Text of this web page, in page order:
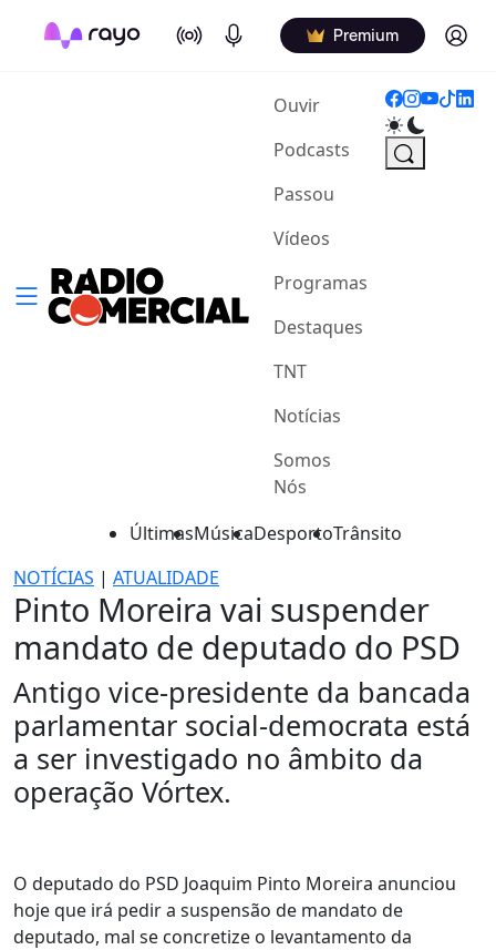
On Air Podcasts Premium Log in
Ouvir(current)
Podcasts
Passou
Vídeos
Programas
Destaques
TNT
Notícias
Somos
Nós
ÚltimasMúsicaDesportoTrânsito
NOTÍCIAS | ATUALIDADE
Pinto Moreira vai suspender
mandato de deputado do PSD
Antigo vice-presidente da bancada
parlamentar social-democrata está
a ser investigado no âmbito da
operação Vórtex.
O deputado do PSD Joaquim Pinto Moreira anunciou
hoje que irá pedir a suspensão de mandato de
deputado, mal se concretize o levantamento da